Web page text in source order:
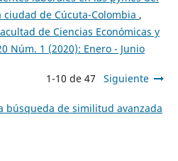
de Cúcuta-Colombia ,
de Ciencias Económicas y
Núm. 1 (2020): Enero - Junio
1-10 de 47 Siguiente
búsqueda de similitud avanzada